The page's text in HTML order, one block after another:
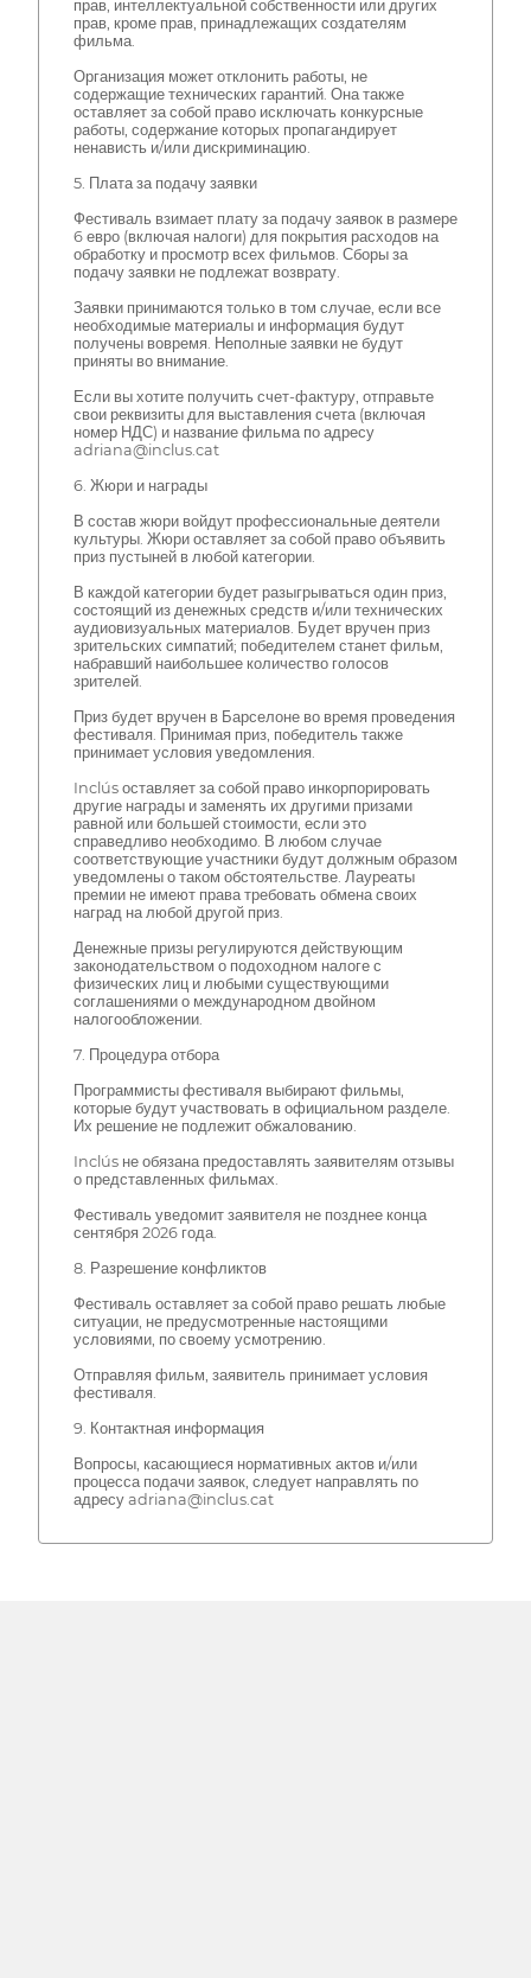
прав, интеллектуальной собственности или других
прав, кроме прав, принадлежащих создателям
фильма.
Организация может отклонить работы, не
содержащие технических гарантий. Она также
оставляет за собой право исключать конкурсные
работы, содержание которых пропагандирует
ненависть и/или дискриминацию.
5. Плата за подачу заявки
Фестиваль взимает плату за подачу заявок в размере
6 евро (включая налоги) для покрытия расходов на
обработку и просмотр всех фильмов. Сборы за
подачу заявки не подлежат возврату.
Заявки принимаются только в том случае, если все
необходимые материалы и информация будут
получены вовремя. Неполные заявки не будут
приняты во внимание.
Если вы хотите получить счет-фактуру, отправьте
свои реквизиты для выставления счета (включая
номер НДС) и название фильма по адресу
adriana@inclus.cat
6. Жюри и награды
В состав жюри войдут профессиональные деятели
культуры. Жюри оставляет за собой право объявить
приз пустыней в любой категории.
В каждой категории будет разыгрываться один приз,
состоящий из денежных средств и/или технических
аудиовизуальных материалов. Будет вручен приз
зрительских симпатий; победителем станет фильм,
набравший наибольшее количество голосов
зрителей.
Приз будет вручен в Барселоне во время проведения
фестиваля. Принимая приз, победитель также
принимает условия уведомления.
Inclús оставляет за собой право инкорпорировать
другие награды и заменять их другими призами
равной или большей стоимости, если это
справедливо необходимо. В любом случае
соответствующие участники будут должным образом
уведомлены о таком обстоятельстве. Лауреаты
премии не имеют права требовать обмена своих
наград на любой другой приз.
Денежные призы регулируются действующим
законодательством о подоходном налоге с
физических лиц и любыми существующими
соглашениями о международном двойном
налогообложении.
7. Процедура отбора
Программисты фестиваля выбирают фильмы,
которые будут участвовать в официальном разделе.
Их решение не подлежит обжалованию.
Inclús не обязана предоставлять заявителям отзывы
о представленных фильмах.
Фестиваль уведомит заявителя не позднее конца
сентября 2026 года.
8. Разрешение конфликтов
Фестиваль оставляет за собой право решать любые
ситуации, не предусмотренные настоящими
условиями, по своему усмотрению.
Отправляя фильм, заявитель принимает условия
фестиваля.
9. Контактная информация
Вопросы, касающиеся нормативных актов и/или
процесса подачи заявок, следует направлять по
адресу adriana@inclus.cat